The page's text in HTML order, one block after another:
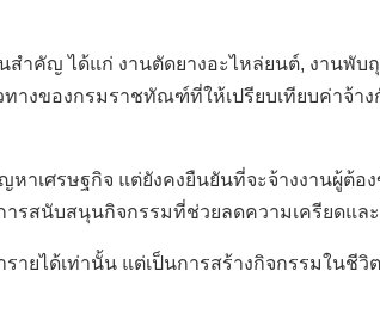
สำคัญ ได้แก่ งานตัดยางอะไหล่ยนต์, งานพับ
งของกรมราชทัณฑ์ที่ให้เปรียบเทียบค่าจ้าง
เศรษฐกิจ แต่ยังคงยืนยันที่จะจ้างงานผู้ต้อง
รสนับสนุนกิจกรรมที่ช่วยลดความเครียดแ
ยได้เท่านั้น แต่เป็นการสร้างกิจกรรมในชีวิ